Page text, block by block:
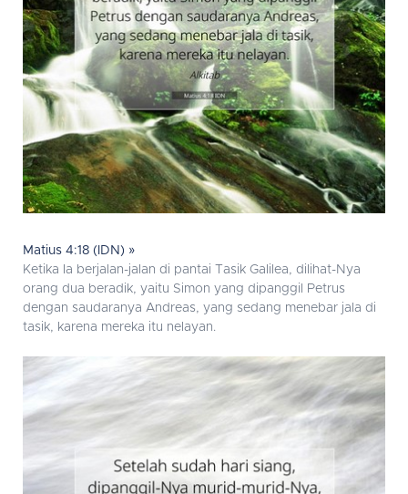
Matius 4:18 (IDN) »
Ketika Ia berjalan-jalan di pantai Tasik Galilea, dilihat-Nya
orang dua beradik, yaitu Simon yang dipanggil Petrus
dengan saudaranya Andreas, yang sedang menebar jala di
tasik, karena mereka itu nelayan.